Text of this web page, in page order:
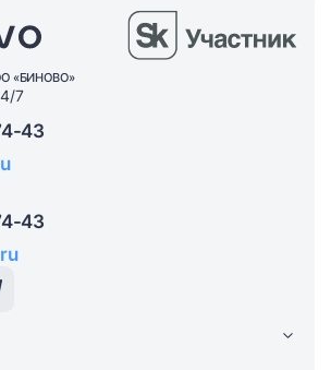
«БИНОВО»
7
43
43